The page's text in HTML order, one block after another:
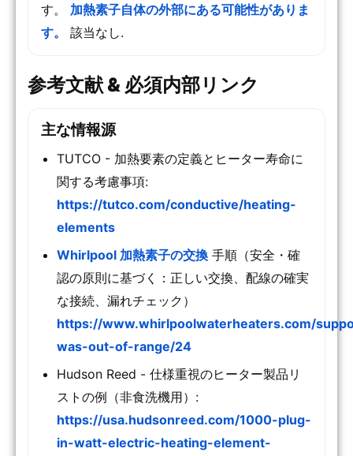
す。 加熱素子自体の外部にある可能性がありま
す。
該当なし.
参考文献 & 必須内部リンク
主な情報源
TUTCO - 加熱要素の定義とヒーター寿命に
関する考慮事項:
https://tutco.com/conductive/heating-
elements
Whirlpool 加熱素子の交換 手順（安全・確
認の原則に基づく：正しい交換、配線の確実
な接続、漏れチェック）
https://www.whirlpoolwaterheaters.com/
was-out-of-range/24
Hudson Reed - 仕様重視のヒーター製品リ
ストの例（非食洗機用）:
https://usa.hudsonreed.com/1000-plug-
in-watt-electric-heating-element-